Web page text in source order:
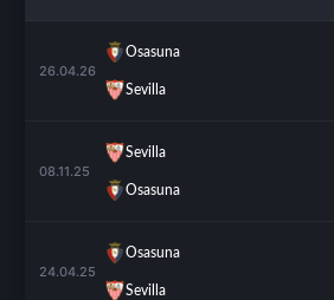
26.04.26
Osasuna
Sevilla
08.11.25
Sevilla
Osasuna
24.04.25
Osasuna
Sevilla